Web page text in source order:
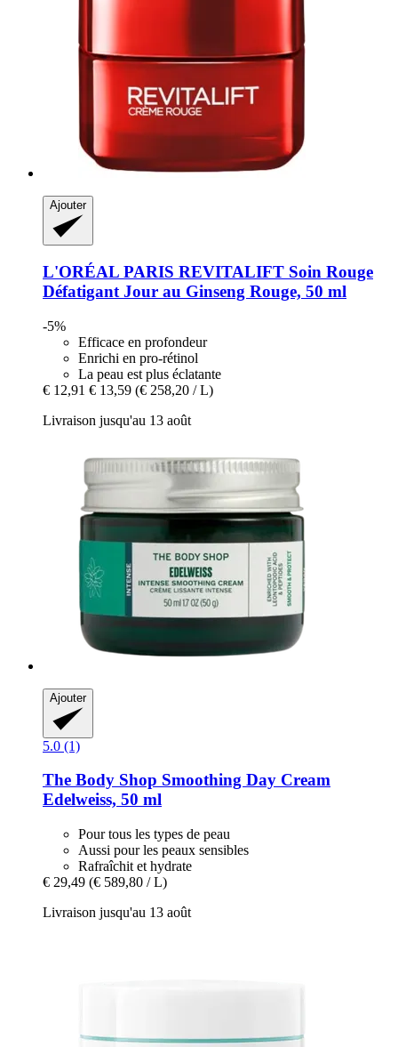
Ajouter
L'ORÉAL PARIS REVITALIFT Soin Rouge
Défatigant Jour au Ginseng Rouge, 50 ml
-5%
Efficace en profondeur
Enrichi en pro-rétinol
La peau est plus éclatante
€ 12,91 € 13,59 (€ 258,20 / L)
Livraison jusqu'au 13 août
Ajouter
5.0 (1)
The Body Shop Smoothing Day Cream
Edelweiss, 50 ml
Pour tous les types de peau
Aussi pour les peaux sensibles
Rafraîchit et hydrate
€ 29,49 (€ 589,80 / L)
Livraison jusqu'au 13 août